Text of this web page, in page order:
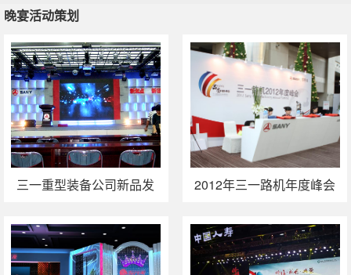
晚宴活动策划
晚宴活动策划
客户答谢会策划 广州庆典活动策划 广州周年庆策划
三一重型装备公司新品发
2012年三一路机年度峰会